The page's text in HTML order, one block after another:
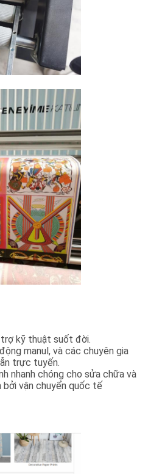
trợ kỹ thuật suốt đời.
manul, và các chuyên gia
trực tuyến.
nhanh chóng cho sửa chữa và
vận chuyển quốc tế